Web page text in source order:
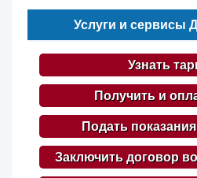
Услуги и сервисы
Узнать
Получить и
Подать
Заключить договор